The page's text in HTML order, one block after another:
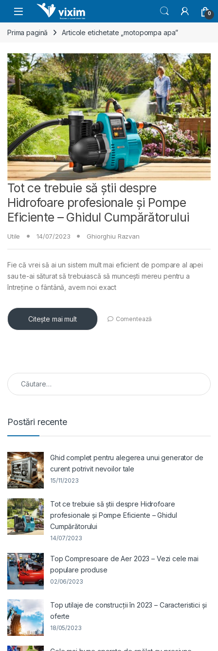
Skip to navigation
Skip to content
0
Prima pagină Articole etichetate „motopompa apa”
Tot ce trebuie să știi despre
Hidrofoare profesionale și Pompe
Eficiente – Ghidul Cumpărătorului
Utile 14/07/2023 Ghiorghiu Razvan
Fie că vrei să ai un sistem mult mai eficient de pompare al apei
sau te-ai săturat să trebuiască să muncești mereu pentru a
întreține o fântână, avem noi exact
Citește mai mult Comentează
Caută după:
Postări recente
Ghid complet pentru alegerea unui generator de
curent potrivit nevoilor tale
15/11/2023
Tot ce trebuie să știi despre Hidrofoare
profesionale și Pompe Eficiente – Ghidul
Cumpărătorului
14/07/2023
Top Compresoare de Aer 2023 – Vezi cele mai
populare produse
02/06/2023
Top utilaje de construcții în 2023 – Caracteristici și
oferte
18/05/2023